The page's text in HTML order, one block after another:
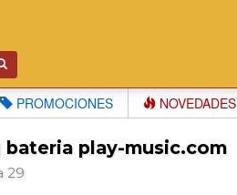
PROMOCIONES NOVEDADES
bateria play-music.com
29